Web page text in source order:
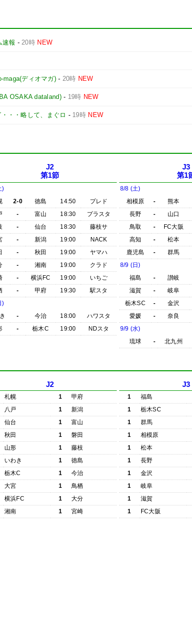
速報 -20時 NEW
maga(ディオマガ)- 20時 NEW
OSAKA dataland)- 19時 NEW
・・略して、まぐロ - 19時 NEW
J2
第1節
)
2-0 徳島 14:50
プレド
- 富山 18:30
プラスタ
- 仙台 18:30
藤枝サ
- 新潟 19:00
NACK
- 秋田 19:00
ヤマハ
- 湘南 19:00
クラド
- 横浜FC 19:00
いちご
- 甲府 19:30
駅スタ
)
- 今治 18:00
ハワスタ
- 栃木C 19:00 NDスタ
J3
第1
8/8 (土)
相模原
- 熊本
長野
- 山口
鳥取
- FC大阪
高知
- 松本
鹿児島
- 群馬
8/9 (日)
福島
- 讃岐
滋賀
- 岐阜
栃木SC
- 金沢
愛媛
- 奈良
9/9 (水)
琉球
- 北九州
J2
札幌 1
甲府
八戸 1
新潟
仙台 1
富山
秋田 1
磐田
山形 1
藤枝
いわき 1
徳島
栃木C 1
今治
大宮 1
鳥栖
横浜FC 1
大分
湘南 1 宮崎
J3
1 福島
1
栃木SC
1
群馬
1
相模原
1
松本
1
長野
1
金沢
1
岐阜
1
滋賀
1
FC大阪